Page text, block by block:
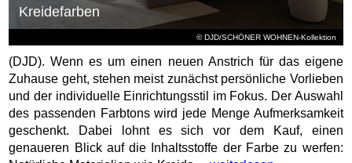
© DJD/SCHÖNER WOHNEN-Kollektion
Kreidefarben
(DJD). Wenn es um einen neuen Anstrich für das eigene
Zuhause geht, stehen meist zunächst persönliche Vorlieben
und der individuelle Einrichtungsstil im Fokus. Der Auswahl
des passenden Farbtons wird jede Menge Aufmerksamkeit
geschenkt. Dabei lohnt es sich vor dem Kauf, einen
genaueren Blick auf die Inhaltsstoffe der Farbe zu werfen: